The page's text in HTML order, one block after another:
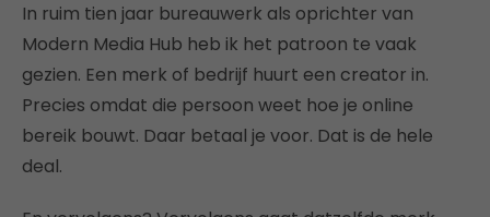
In ruim tien jaar bureauwerk als oprichter van
Modern Media Hub heb ik het patroon te vaak
gezien. Een merk of bedrijf huurt een creator in.
Precies omdat die persoon weet hoe je online
bereik bouwt. Daar betaal je voor. Dat is de hele
deal.